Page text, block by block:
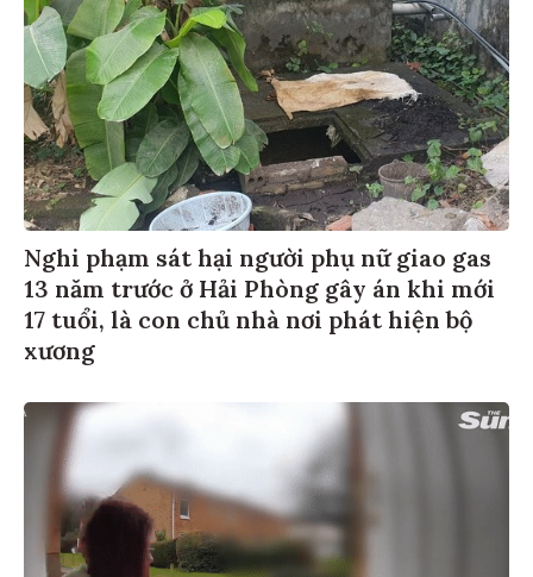
Nghi phạm sát hại người phụ nữ giao gas
13 năm trước ở Hải Phòng gây án khi mới
17 tuổi, là con chủ nhà nơi phát hiện bộ
xương